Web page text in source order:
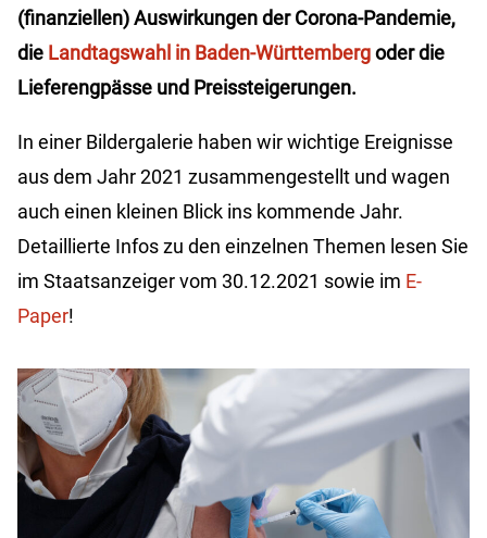
(finanziellen) Auswirkungen der Corona-Pandemie,
die Landtagswahl in Baden-Württembergoder die
Lieferengpässe und Preissteigerungen.
In einer Bildergalerie haben wir wichtige Ereignisse
aus dem Jahr 2021 zusammengestellt und wagen
auch einen kleinen Blick ins kommende Jahr.
Detaillierte Infos zu den einzelnen Themen lesen Sie
im Staatsanzeiger vom 30.12.2021 sowie im E-
Paper!